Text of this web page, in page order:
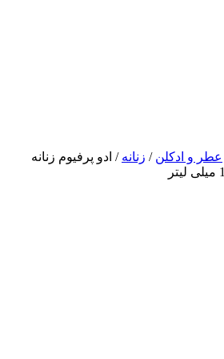
عطر و ادکلن / زنانه / ادو پرفیوم زنانه